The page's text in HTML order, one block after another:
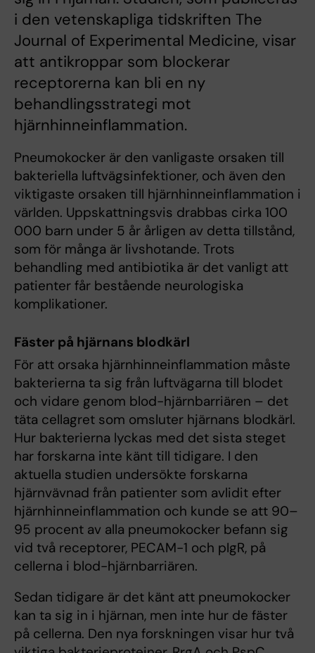
i den vetenskapliga tidskriften The
Journal of Experimental Medicine, visar
att antikroppar som blockerar
receptorerna kan bli en ny
behandlingsstrategi mot
hjärnhinneinflammation.
Pneumokocker är den vanligaste orsaken till
bakteriella luftvägsinfektioner, och även den
viktigaste orsaken till hjärnhinneinflammation i
världen. Uppskattningsvis drabbas cirka 100
000 barn under 5 år årligen av detta tillstånd,
som för många är livshotande. Trots
behandling med antibiotika är det vanligt att
patienter får bestående neurologiska
komplikationer.
Fäster på hjärnans blodkärl
För att orsaka hjärnhinneinflammation måste
bakterierna ta sig från luftvägarna till blodet
och vidare genom blod-hjärnbarriären – det
täta cellagret som omsluter hjärnans blodkärl.
Hur bakterierna lyckas med det sista steget
har forskarna inte känt till tidigare. I den
aktuella studien undersökte forskarna
hjärnvävnad från patienter som avlidit efter
hjärnhinneinflammation och kunde se att 90–
95 procent av alla pneumokocker befann sig
vid två receptorer, PECAM-1 och pIgR, på
cellerna i blod-hjärnbarriären.
Sedan tidigare är det känt att pneumokocker
kan ta sig in i hjärnan, men inte hur de fäster
på cellerna. Den nya forskningen visar hur två